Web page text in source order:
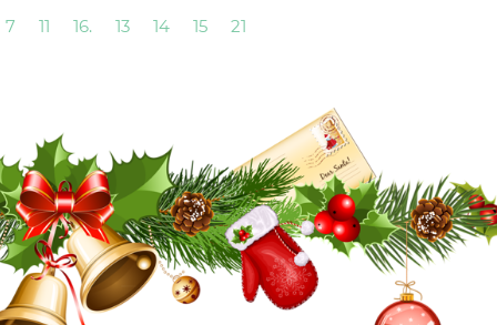
7
11 16. 13 14 15 21